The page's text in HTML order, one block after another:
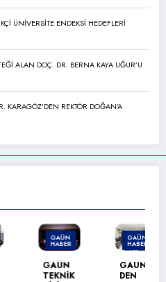
ÜNİVERSİTE ENDEKSİ HEDEFLERİ
ALAN DOÇ. DR. BERNA KAYA UĞUR’U
KARAGÖZ’DEN REKTÖR DOĞAN’A
GAÜN
HABER
GAÜN
TEKNİK
GAÜN
HABER
GAÜN’
DEN